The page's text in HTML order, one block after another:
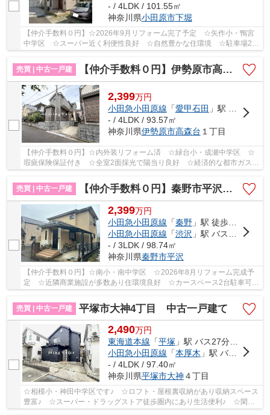
- / 4LDK / 101.55㎡
神奈川県小田原市下堀
【仲介手数料０円】☆2026年9月リフォーム完了予定 ☆矢作小・鴨宮
中学区 ☆スーパー近く利便性良好 ☆自然豊かな住環境 ☆駐車場2台
売買 | 中古一戸建
【仲介手数料０円】伊勢原市高森台1丁目 中古一戸建て
2,399万円
小田急小田原線 「愛甲石田 」駅 徒歩19分
- / 4LDK / 93.57㎡
神奈川県伊勢原市高森台 １丁目
【仲介手数料０円】☆内外装リフォーム済 ☆緑台小・成瀬中学区 ☆
瑕疵保険保証付き ☆全室2面採光で陽当り良好 ☆経済的な都市ガス設
売買 | 中古一戸建
【仲介手数料０円】秦野市平沢 中古一戸建て
2,399万円
小田急小田原線 「秦野」駅 徒歩26分
小田急小田原線 「渋沢 」駅 バス10分 「保健福祉センター前（秦野市）」 停歩5分
- / 3LDK / 98.74㎡
神奈川県秦野市平沢
【仲介手数料０円】☆南小・南中学区 ☆2026年8月リフォーム完成予
定 ☆近隣商業施設が多数あり住環境良好 ☆カースペース2台駐車可能
（車種による） ☆小・中学校徒歩圏内♪ 【秦野市の...
売買 | 中古一戸建
平塚市大神4丁目 中古一戸建て
2,490万円
東海道本線 「平塚」駅 バス27分 「真芳寺」 停歩3分
小田急小田原線 「本厚木 」駅 バス19分 「真芳寺」 停歩3分
- / 4LDK / 97.40㎡
神奈川県平塚市大神 ４丁目
☆相模小・神田中学区です♪ ☆ロフト・屋根裏収納があり収納スペース
豊富♪ ☆スーパー・ドラッグストア徒歩圏内にあり生活便利♪ ☆閑静